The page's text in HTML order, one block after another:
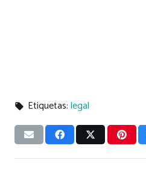
local_offer Etiquetas:legal